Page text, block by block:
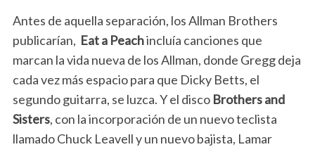
Antes de aquella separación, los Allman Brothers
publicarían, Eat a Peachincluía canciones que
marcan la vida nueva de los Allman, donde Gregg deja
cada vez más espacio para que Dicky Betts, el
segundo guitarra, se luzca. Y el disco Brothers and
Sisters, con la incorporación de un nuevo teclista
llamado Chuck Leavell y un nuevo bajista, Lamar